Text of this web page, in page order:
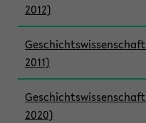
2012)
2011)
2020)